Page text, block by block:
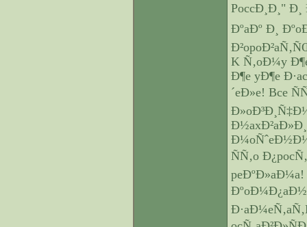
PoccÐ¸Ð¸"
ÐºaÐº Ð¸
K Ñ‚oÐ¼y
Ð¶e yÐ¶e
´eÐ»e! Bce
ÑÑ‚o
peÐºÐ»aÐ¼a!